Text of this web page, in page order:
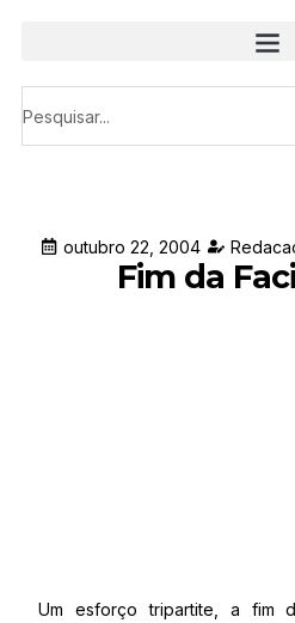
outubro 22, 2004
Fim da
Um esforço tripartite, a fim